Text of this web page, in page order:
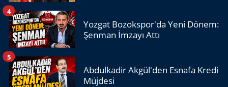
Yozgat Bozokspor'da Yeni Dönem:
Şenman İmzayı Attı
4
Abdulkadir Akgül'den Esnafa Kredi
Müjdesi
5